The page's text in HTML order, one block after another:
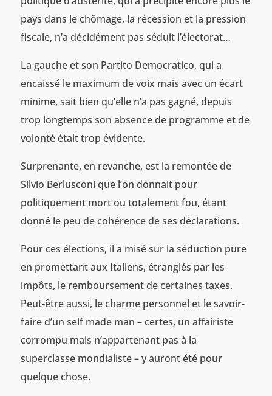
pays dans le chômage, la récession et la pression
fiscale, n’a décidément pas séduit l’électorat…
La gauche et son Partito Democratico, qui a
encaissé le maximum de voix mais avec un écart
minime, sait bien qu’elle n’a pas gagné, depuis
trop longtemps son absence de programme et de
volonté était trop évidente.
Surprenante, en revanche, est la remontée de
Silvio Berlusconi que l’on donnait pour
politiquement mort ou totalement fou, étant
donné le peu de cohérence de ses déclarations.
Pour ces élections, il a misé sur la séduction pure
en promettant aux Italiens, étranglés par les
impôts, le remboursement de certaines taxes.
Peut-être aussi, le charme personnel et le savoir-
faire d’un self made man – certes, un affairiste
corrompu mais n’appartenant pas à la
superclasse mondialiste – y auront été pour
quelque chose.